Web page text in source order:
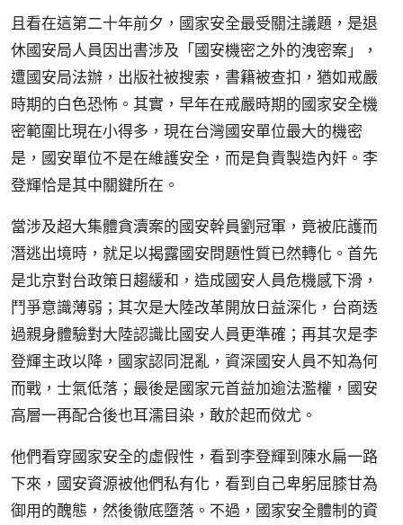
且看在這第二十年前夕，國家安全最受關注議題，是退
休國安局人員因出書涉及「國安機密之外的洩密案」，
遭國安局法辦，出版社被搜索，書籍被查扣，猶如戒嚴
時期的白色恐怖。其實，早年在戒嚴時期的國家安全機
密範圍比現在小得多，現在台灣國安單位最大的機密
是，國安單位不是在維護安全，而是負責製造內奸。李
登輝恰是其中關鍵所在。
當涉及超大集體貪瀆案的國安幹員劉冠軍，竟被庇護而
潛逃出境時，就足以揭露國安問題性質已然轉化。首先
是北京對台政策日趨緩和，造成國安人員危機感下滑，
鬥爭意識薄弱；其次是大陸改革開放日益深化，台商透
過親身體驗對大陸認識比國安人員更準確；再其次是李
登輝主政以降，國家認同混亂，資深國安人員不知為何
而戰，士氣低落；最後是國家元首益加逾法濫權，國安
高層一再配合後也耳濡目染，敢於起而傚尤。
他們看穿國家安全的虛假性，看到李登輝到陳水扁一路
下來，國安資源被他們私有化，看到自己卑躬屈膝甘為
御用的醜態，然後徹底墮落。不過，國家安全體制的資